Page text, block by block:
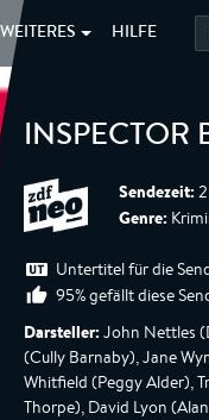
WEITERES HILFE
INSPECTOR
Sendezeit:
Genre:
Untertitel für die
95% gefällt diese
Darsteller: John Nettles
(Cully Barnaby), Jane
Whitfield (Peggy Alder),
Thorpe), David Lyon